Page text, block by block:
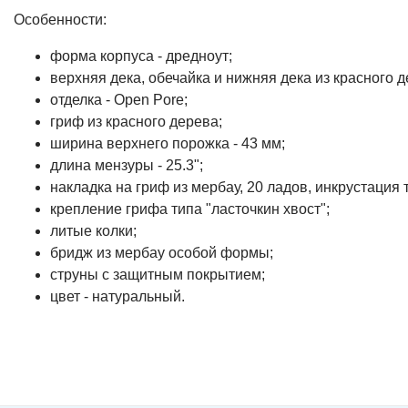
Особенности:
форма корпуса - дредноут;
верхняя дека, обечайка и нижняя дека из красного
отделка - Open Pore;
гриф из красного дерева;
ширина верхнего порожка - 43 мм;
длина мензуры - 25.3";
накладка на гриф из мербау, 20 ладов, инкрустация
крепление грифа типа "ласточкин хвост";
литые колки;
бридж из мербау особой формы;
струны с защитным покрытием;
цвет - натуральный.